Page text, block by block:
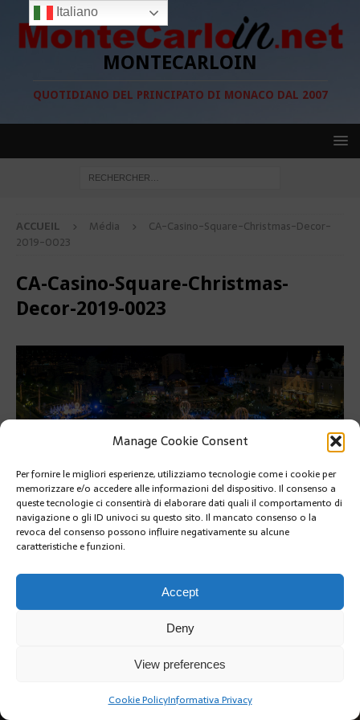
Manage Cookie Consent
Per fornire le migliori esperienze, utilizziamo tecnologie come i cookie per
memorizzare e/o accedere alle informazioni del dispositivo. Il consenso a
queste tecnologie ci consentirà di elaborare dati quali il comportamento di
navigazione o gli ID univoci su questo sito. Il mancato consenso o la
revoca del consenso possono influire negativamente su alcune
caratteristiche e funzioni.
Accept
Deny
View preferences
Cookie PolicyInformativa Privacy
MONTECARLOIN
QUOTIDIANO DEL PRINCIPATO DI MONACO DAL 2007
ACCUEIL Média
CA-Casino-Square-Christmas-Decor-
2019-0023
CA-Casino-Square-Christmas-
Decor-2019-0023
SUIVANT
Copyright @2019 | by Crivle
Italiano